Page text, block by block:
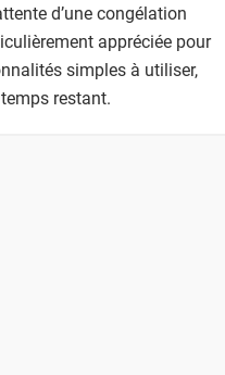
d’une congélation
appréciée pour
simples à utiliser,
restant.